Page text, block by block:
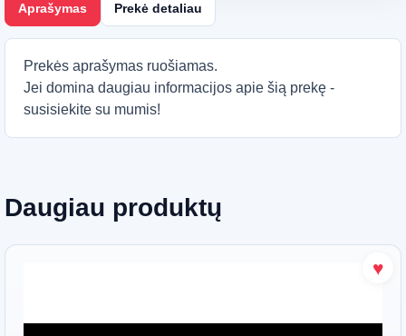
Aprašymas Prekė detaliau
Prekės aprašymas ruošiamas.
Jei domina daugiau informacijos apie šią prekę -
susisiekite su mumis!
Daugiau produktų